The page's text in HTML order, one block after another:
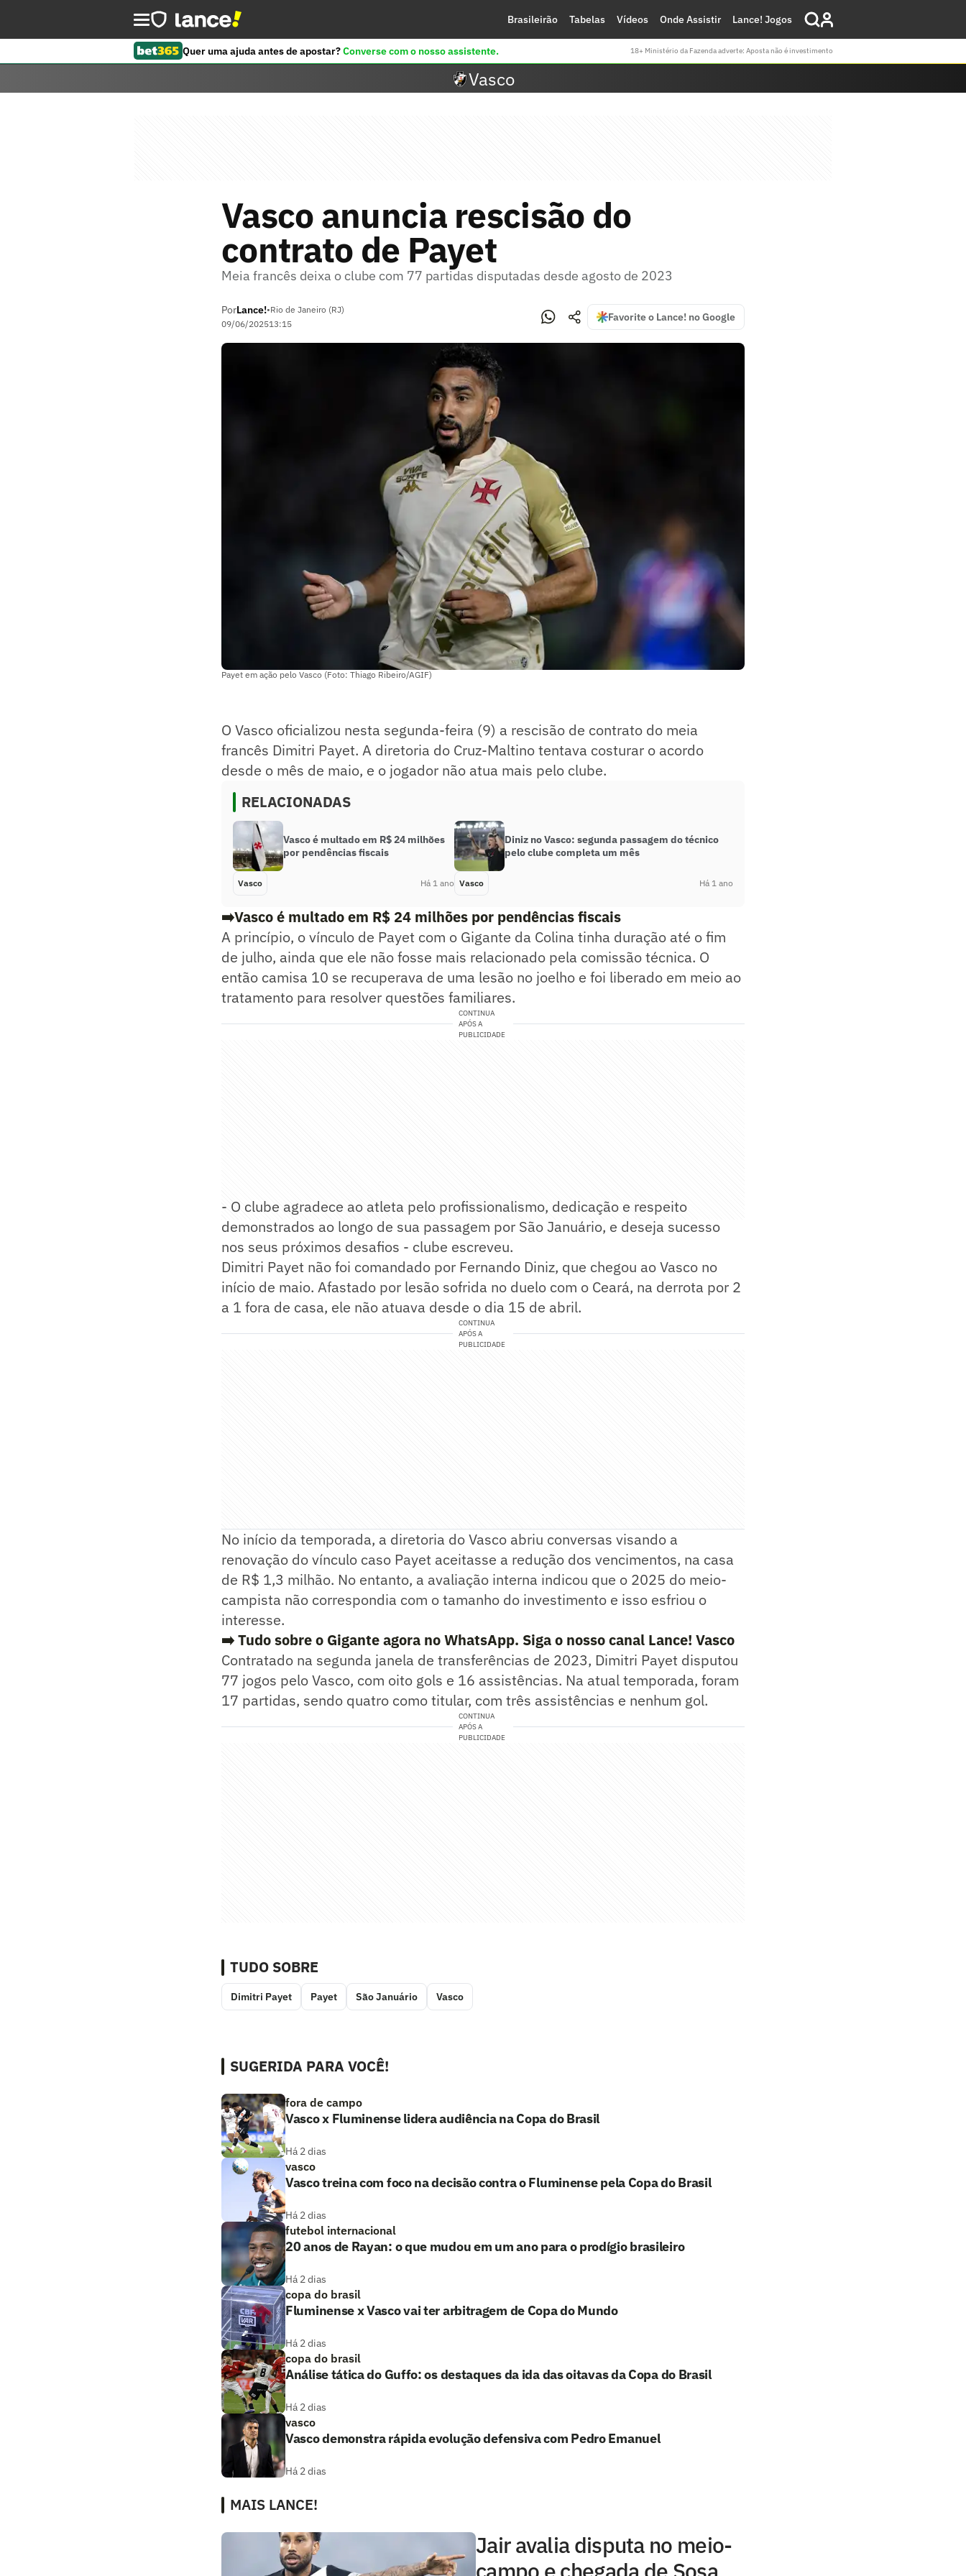
Brasileirão Tabelas Vídeos Onde Assistir Lance! Jogos
Quer uma ajuda antes de apostar?Converse com o nosso assistente. 18+ Ministério da Fazenda adverte: Aposta não é investimento
Vasco
Vasco anuncia rescisão do
contrato de Payet
Meia francês deixa o clube com 77 partidas disputadas desde agosto de 2023
PorLance!•Rio de Janeiro (RJ)
09/06/202513:15
Favorite o Lance! no Google
Payet em ação pelo Vasco (Foto: Thiago Ribeiro/AGIF)
O Vasco oficializou nesta segunda-feira (9) a rescisão de contrato do meia
francês Dimitri Payet. A diretoria do Cruz-Maltino tentava costurar o acordo
desde o mês de maio, e o jogador não atua mais pelo clube.
RELACIONADAS
Vasco é multado em R$ 24 milhões
por pendências fiscais
Vasco Há 1 ano
Diniz no Vasco: segunda passagem do técnico
pelo clube completa um mês
Vasco Há 1 ano
➡️Vasco é multado em R$ 24 milhões por pendências fiscais
A princípio, o vínculo de Payet com o Gigante da Colina tinha duração até o fim
de julho, ainda que ele não fosse mais relacionado pela comissão técnica. O
então camisa 10 se recuperava de uma lesão no joelho e foi liberado em meio ao
tratamento para resolver questões familiares.
CONTINUA
APÓS A
PUBLICIDADE
- O clube agradece ao atleta pelo profissionalismo, dedicação e respeito
demonstrados ao longo de sua passagem por São Januário, e deseja sucesso
nos seus próximos desafios - clube escreveu.
Dimitri Payet não foi comandado por Fernando Diniz, que chegou ao Vasco no
início de maio. Afastado por lesão sofrida no duelo com o Ceará, na derrota por 2
a 1 fora de casa, ele não atuava desde o dia 15 de abril.
CONTINUA
APÓS A
PUBLICIDADE
No início da temporada, a diretoria do Vasco abriu conversas visando a
renovação do vínculo caso Payet aceitasse a redução dos vencimentos, na casa
de R$ 1,3 milhão. No entanto, a avaliação interna indicou que o 2025 do meio-
campista não correspondia com o tamanho do investimento e isso esfriou o
interesse.
➡️ Tudo sobre o Gigante agora no WhatsApp. Siga o nosso canal Lance! Vasco
Contratado na segunda janela de transferências de 2023, Dimitri Payet disputou
77 jogos pelo Vasco, com oito gols e 16 assistências. Na atual temporada, foram
17 partidas, sendo quatro como titular, com três assistências e nenhum gol.
CONTINUA
APÓS A
PUBLICIDADE
TUDO SOBRE
Dimitri Payet Payet São Januário Vasco
SUGERIDA PARA VOCÊ!
fora de campo
Vasco x Fluminense lidera audiência na Copa do Brasil
Há 2 dias
vasco
Vasco treina com foco na decisão contra o Fluminense pela Copa do Brasil
Há 2 dias
futebol internacional
20 anos de Rayan: o que mudou em um ano para o prodígio brasileiro
Há 2 dias
copa do brasil
Fluminense x Vasco vai ter arbitragem de Copa do Mundo
Há 2 dias
copa do brasil
Análise tática do Guffo: os destaques da ida das oitavas da Copa do Brasil
Há 2 dias
vasco
Vasco demonstra rápida evolução defensiva com Pedro Emanuel
Há 2 dias
MAIS LANCE!
Jair avalia disputa no meio-